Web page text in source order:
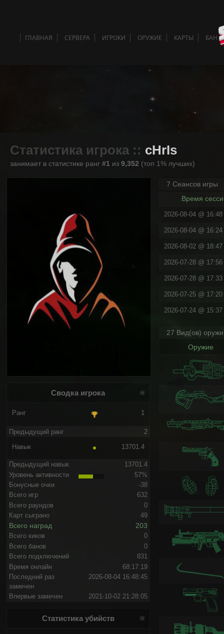
ГЛАВНАЯ СЕРВЕРА ИГРОКИ ОРУЖИЕ КАРТЫ БАН
Статистика игрока :: cHrIs
занимает в статистике ранг #1 из 9,352 (топ 1% лучших)
Сводка игрока
Ранг 1
Предыдущий ранг 2
Навык 13701.4
Предыдущий навык
13701.4
Уровень активности
57%
Бонусные очки
-38
Всего игр
632
Всего раундов
0
Карт сыграно
49
Всего наград 203
Всего киков
0
Всего банов
0
Всего подключений
831
Время онлайн
68:17:19
Последний раз
замечен
2026-08-04 16:48:45
Впервые замечен 2021-10-02 21:28:05
Статистика убийств
7 Сеансов игры
Время
2026-08-04 @
2026-08-04 @
2026-08-02 @
2026-07-28 @
2026-07-28 @
2026-07-25 @
2026-07-24 @
27 Вид(ов)
Оружие